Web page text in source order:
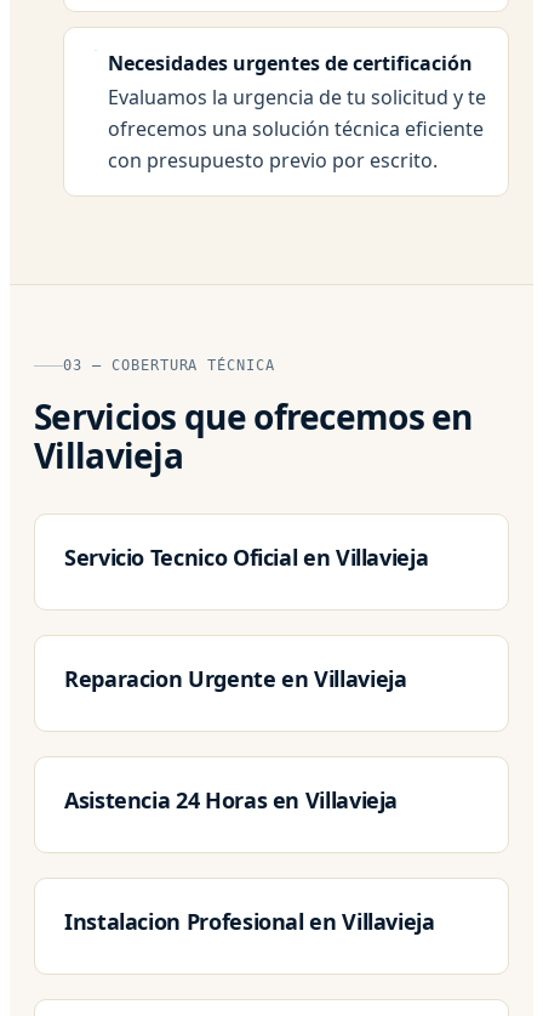
Necesidades urgentes de certificación
Evaluamos la urgencia de tu solicitud y te
ofrecemos una solución técnica eficiente
con presupuesto previo por escrito.
03 — COBERTURA TÉCNICA
Servicios que ofrecemos en
Villavieja
Servicio Tecnico Oficial en Villavieja
Reparacion Urgente en Villavieja
Asistencia 24 Horas en Villavieja
Instalacion Profesional en Villavieja